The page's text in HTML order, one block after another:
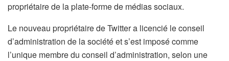
propriétaire de la plate-forme de médias sociaux.
Le nouveau propriétaire de Twitter a licencié le conseil
d’administration de la société et s’est imposé comme
l’unique membre du conseil d’administration, selon une